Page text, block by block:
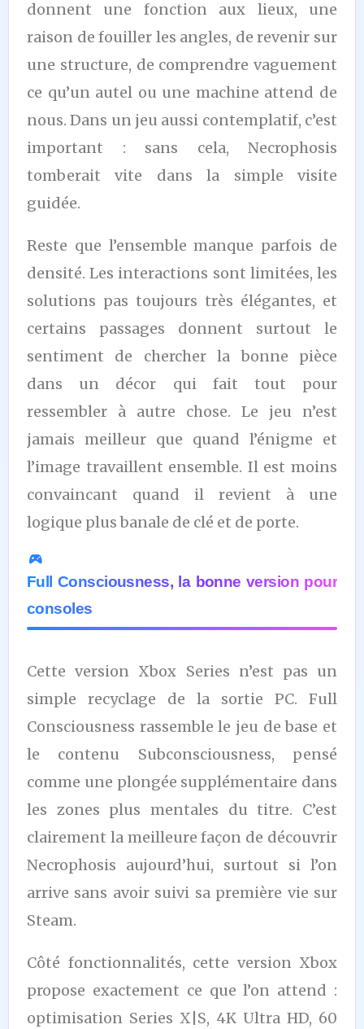
donnent une fonction aux lieux, une
raison de fouiller les angles, de revenir sur
une structure, de comprendre vaguement
ce qu’un autel ou une machine attend de
nous. Dans un jeu aussi contemplatif, c’est
important : sans cela, Necrophosis
tomberait vite dans la simple visite
guidée.
Reste que l’ensemble manque parfois de
densité. Les interactions sont limitées, les
solutions pas toujours très élégantes, et
certains passages donnent surtout le
sentiment de chercher la bonne pièce
dans un décor qui fait tout pour
ressembler à autre chose. Le jeu n’est
jamais meilleur que quand l’énigme et
l’image travaillent ensemble. Il est moins
convaincant quand il revient à une
logique plus banale de clé et de porte.
Full Consciousness, la bonne version pour
consoles
Cette version Xbox Series n’est pas un
simple recyclage de la sortie PC. Full
Consciousness rassemble le jeu de base et
le contenu Subconsciousness, pensé
comme une plongée supplémentaire dans
les zones plus mentales du titre. C’est
clairement la meilleure façon de découvrir
Necrophosis aujourd’hui, surtout si l’on
arrive sans avoir suivi sa première vie sur
Steam.
Côté fonctionnalités, cette version Xbox
propose exactement ce que l’on attend :
optimisation Series X|S, 4K Ultra HD, 60